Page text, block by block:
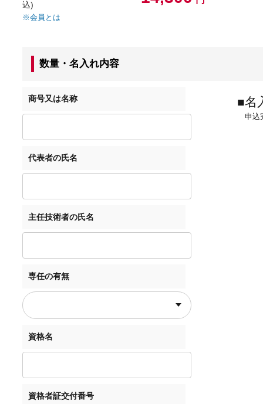
込)
※会員とは
数量・名入れ内容
商号又は名称
代表者の氏名
主任技術者の氏名
専任の有無
資格名
資格者証交付番号
■名
申込